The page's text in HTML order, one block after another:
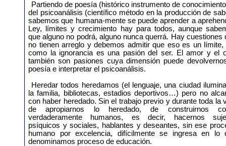
Partiendo de poesía (histórico instrumento de
del psicoanálisis (científico método en la producción de
sabemos que humana-mente se puede aprender a
Ley, límites y crecimiento hay para todos, aunque
que alguno no podrá, alguno nunca querrá. Hay cuestiones
no tienen arreglo y debemos admitir que eso es un
como la ignorancia es una pasión del ser. El amor y el
también son pasiones cuya dimensión puede
poesía e interpretar el psicoanálisis.
Heredar todos heredamos (el lenguaje, una ciudad
la familia, bibliotecas, estadios deportivos…) pero no
con haber heredado. Sin el trabajo previo y durante toda la
de apropiarnos lo heredado, de construirnos
verdaderamente humanos, es decir, hacernos
psíquicos y sociales, hablantes y deseantes, sin ese
humano por excelencia, difícilmente se ingresa en lo
denominamos proceso de educación.